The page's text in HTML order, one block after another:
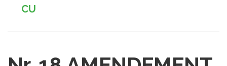
CU